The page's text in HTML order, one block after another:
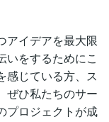
アイデアを最大限
いをするためにこ
感じている方、ス
ぜひ私たちのサー
プロジェクトが成